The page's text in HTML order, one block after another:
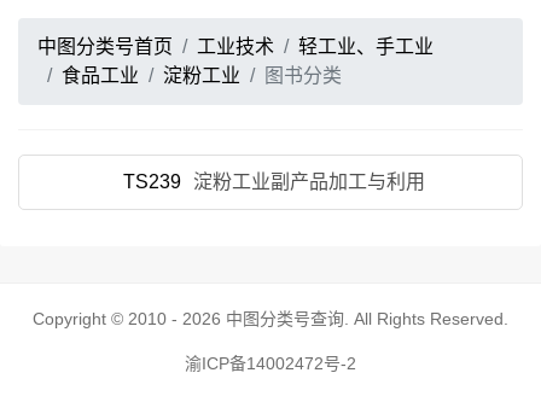
中图分类号首页 工业技术
轻工业、手工业
食品工业
淀粉工业 图书分类
TS239 淀粉工业副产品加工与利用
Copyright © 2010 - 2026 中图分类号查询 . All Rights Reserved.
渝ICP备14002472号-2